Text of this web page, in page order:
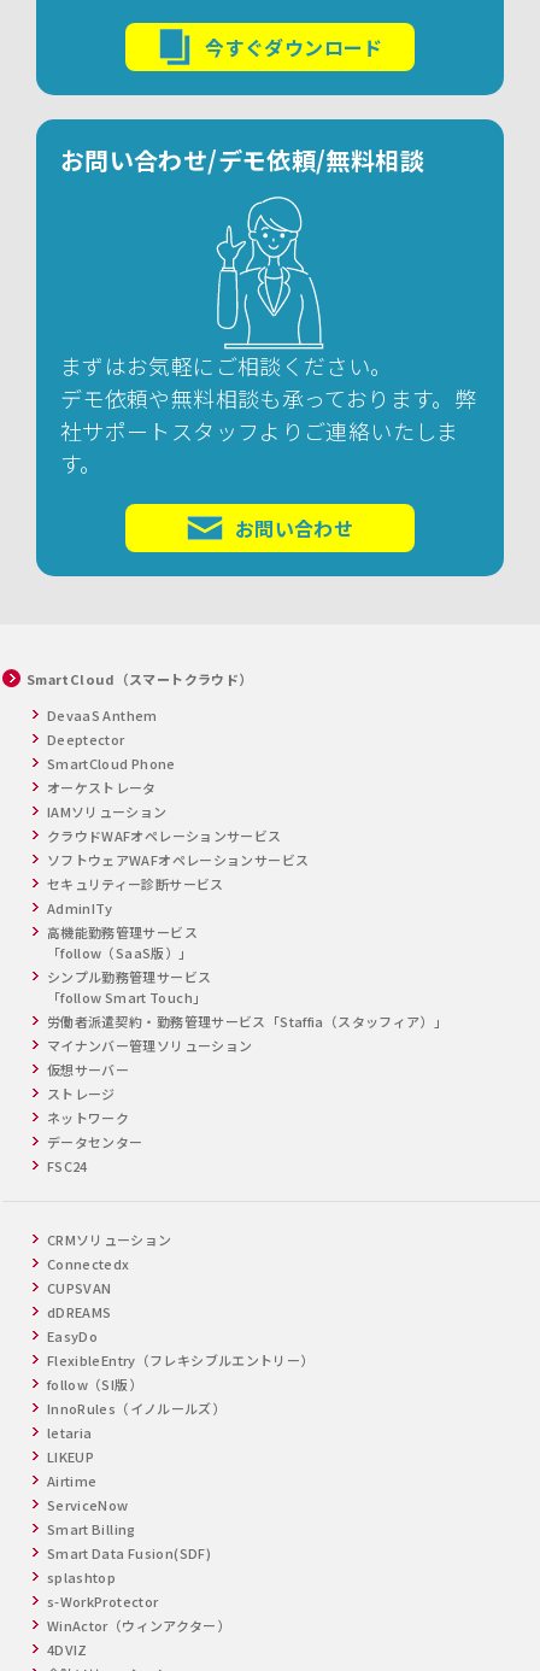
今すぐダウンロード
お問い合わせ/デモ依頼/無料相談
まずはお気軽にご相談ください。
デモ依頼や無料相談も承っております。弊
社サポートスタッフよりご連絡いたしま
す。
お問い合わせ
SmartCloud（スマートクラウド）
DevaaS Anthem
Deeptector
SmartCloud Phone
オーケストレータ
IAMソリューション
クラウドWAFオペレーションサービス
ソフトウェアWAFオペレーションサービス
セキュリティー診断サービス
AdminITy
高機能勤務管理サービス
「follow（SaaS版）」
シンプル勤務管理サービス
「follow Smart Touch」
労働者派遣契約・勤務管理サービス「Staffia（スタッフィア）」
マイナンバー管理ソリューション
仮想サーバー
ストレージ
ネットワーク
データセンター
FSC24
CRMソリューション
Connectedx
CUPSVAN
dDREAMS
EasyDo
FlexibleEntry（フレキシブルエントリー）
follow（SI版）
InnoRules（イノルールズ）
letaria
LIKEUP
Airtime
ServiceNow
Smart Billing
Smart Data Fusion(SDF)
splashtop
s-WorkProtector
WinActor（ウィンアクター）
4DVIZ